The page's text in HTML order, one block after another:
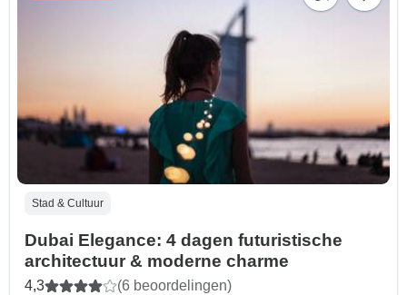
Stad & Cultuur
Dubai Elegance: 4 dagen futuristische
architectuur & moderne charme
4,3 (6 beoordelingen)